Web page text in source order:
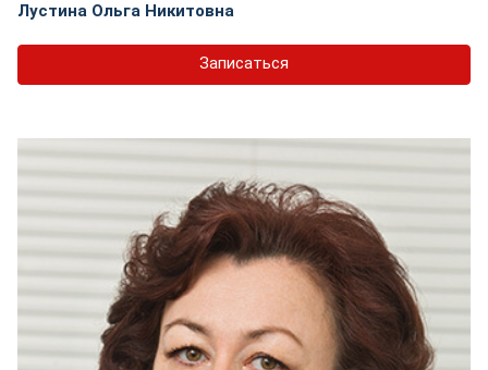
Лустина Ольга Никитовна
Записаться